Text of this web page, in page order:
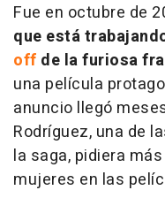
Fue en octubre de
que está
off de la furiosa
una película
anuncio llegó
Rodríguez, una de
la saga, pidiera
mujeres en las